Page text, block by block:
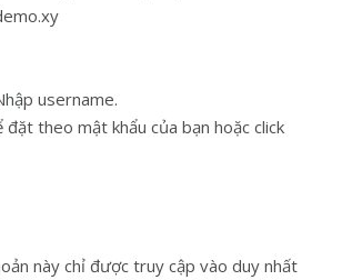
username.
đặt theo mật khẩu của bạn hoặc click
này chỉ được truy cập vào duy nhất